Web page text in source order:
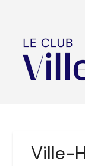
Ville-